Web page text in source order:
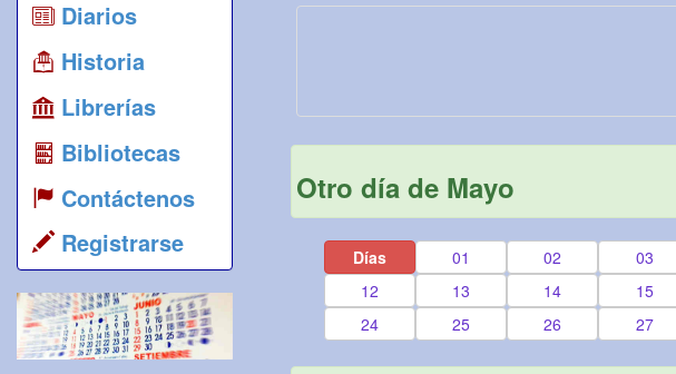
Diarios
Historia
Librerías
Bibliotecas
Contáctenos
Registrarse
Otro día de Mayo
Días 01 02 03
12
13 14 15
24
25 26 27